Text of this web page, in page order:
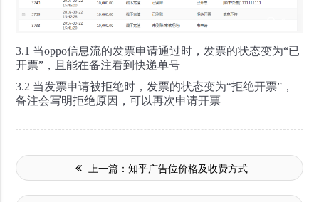
3.1 当oppo信息流的发票申请通过时，发票的状态变为“已
开票”，且能在备注看到快递单号
3.2 当发票申请被拒绝时，发票的状态变为“拒绝开票”，
备注会写明拒绝原因，可以再次申请开票
上一篇： 知乎广告位价格及收费方式